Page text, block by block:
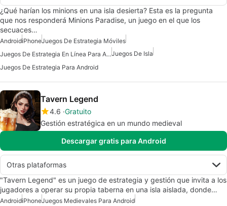
¿Qué harían los minions en una isla desierta? Esta es la pregunta
que nos responderá Minions Paradise, un juego en el que los
secuaces…
AndroidiPhoneJuegos De Estrategia Móviles
Juegos De Estrategia En Línea Para AndroidJuegos De Isla
Juegos De Estrategia Para Android
Tavern Legend
4.6 Gratuito
Gestión estratégica en un mundo medieval
Descargar gratis para Android
Otras plataformas
"Tavern Legend" es un juego de estrategia y gestión que invita a los
jugadores a operar su propia taberna en una isla aislada, donde…
AndroidiPhoneJuegos Medievales Para Android